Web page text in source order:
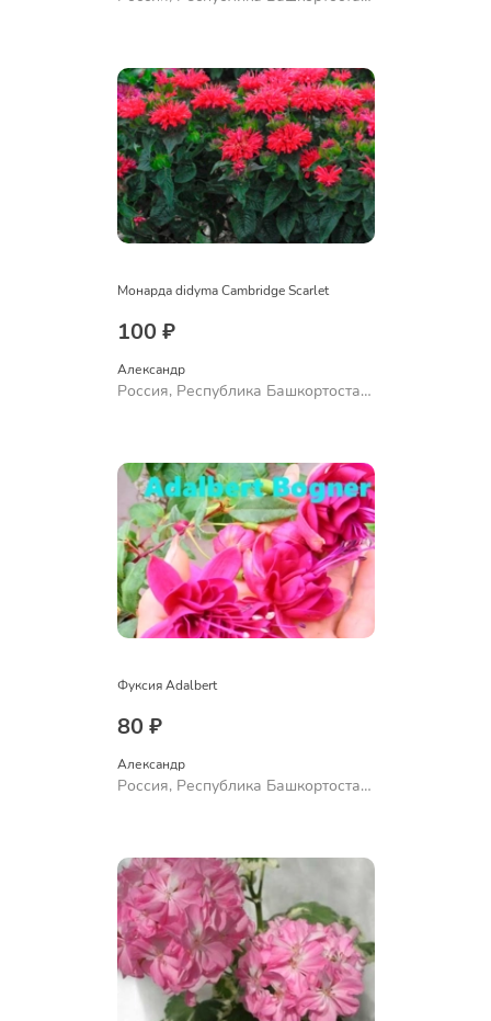
Монарда didyma Cambridge Scarlet
100 ₽
Александр
Россия, Республика Башкортостан,
Фуксия Adalbert
80 ₽
Александр
Россия, Республика Башкортостан,